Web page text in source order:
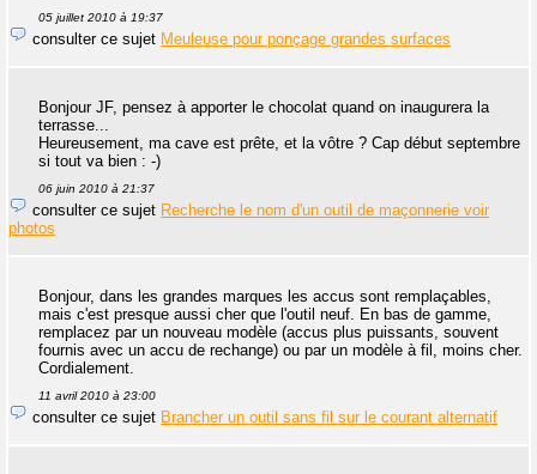
05 juillet 2010 à 19:37
consulter ce sujet Meuleuse pour ponçage grandes surfaces
Bonjour JF, pensez à apporter le chocolat quand on inaugurera la
terrasse...
Heureusement, ma cave est prête, et la vôtre ? Cap début septembre
si tout va bien : -)
06 juin 2010 à 21:37
consulter ce sujet Recherche le nom d'un outil de maçonnerie voir
photos
Bonjour, dans les grandes marques les accus sont remplaçables,
mais c'est presque aussi cher que l'outil neuf. En bas de gamme,
remplacez par un nouveau modèle (accus plus puissants, souvent
fournis avec un accu de rechange) ou par un modèle à fil, moins cher.
Cordialement.
11 avril 2010 à 23:00
consulter ce sujet Brancher un outil sans fil sur le courant alternatif